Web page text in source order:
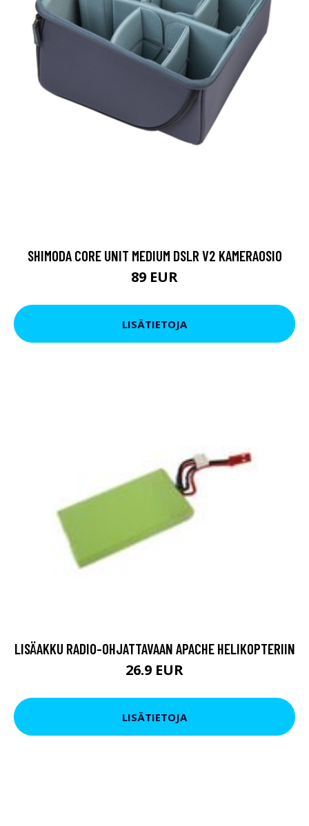
SHIMODA CORE UNIT MEDIUM DSLR V2 KAMERAOSIO
89 EUR
LISÄTIETOJA
LISÄAKKU RADIO-OHJATTAVAAN APACHE HELIKOPTERIIN
26.9 EUR
LISÄTIETOJA